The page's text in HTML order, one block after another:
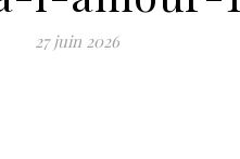
27 juin 2026